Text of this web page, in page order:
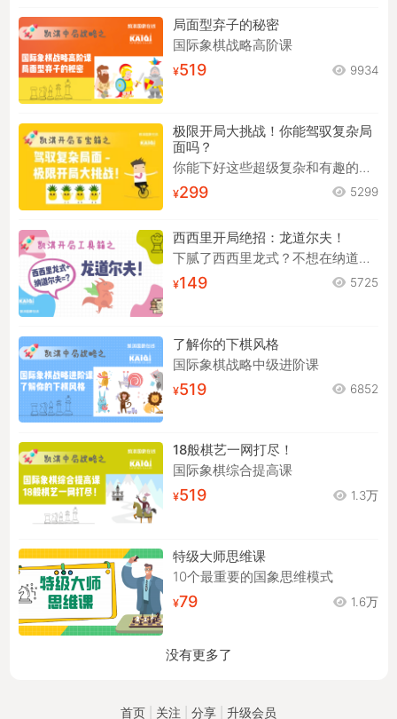
局面型弃子的秘密
国际象棋战略高阶课
519 9934
极限开局大挑战！你能驾驭复杂局
面吗？
你能下好这些超级复杂和有趣的开局吗？
299 5299
西西里开局绝招：龙道尔夫！
下腻了西西里龙式？不想在纳道尔夫中苦苦背谱？来试试龙道尔夫！
149 5725
了解你的下棋风格
国际象棋战略中级进阶课
519 6852
18般棋艺一网打尽！
国际象棋综合提高课
519 1.3万
特级大师思维课
10个最重要的国象思维模式
79 1.6万
没有更多了